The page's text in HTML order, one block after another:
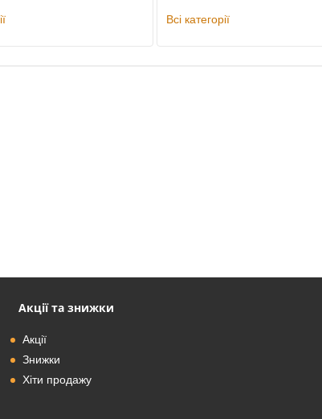
Всі категорії
Акції та знижки
Акції
Знижки
Хіти продажу